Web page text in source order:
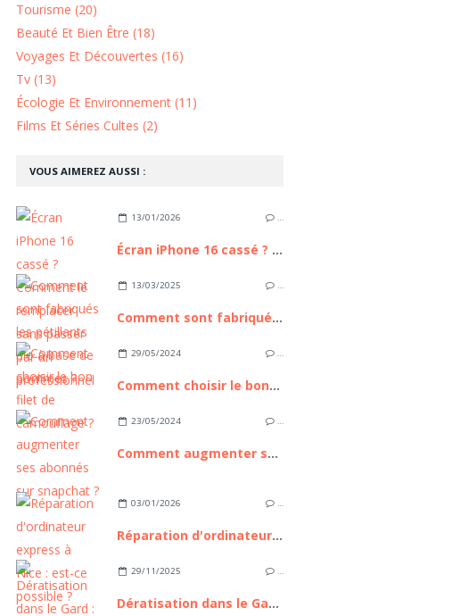
VOUS AIMEREZ AUSSI :
13/01/2026 …
Écran iPhone 16 cassé ? Comment le remplacer sans passer par un professionnel
13/03/2025 …
Comment sont fabriqués les pétillants bio à base de pommes ?
29/05/2024 …
Comment choisir le bon filet de camouflage ?
23/05/2024 …
Comment augmenter ses abonnés sur snapchat ?
03/01/2026 …
Réparation d'ordinateur express à Nice : est-ce possible ?
29/11/2025 …
Dératisation dans le Gard : ces 3 erreurs qui aggravent l'invasion de rongeurs
Tourisme (20)
Beauté Et Bien Être (18)
Voyages Et Découvertes (16)
Tv (13)
Écologie Et Environnement (11)
Films Et Séries Cultes (2)